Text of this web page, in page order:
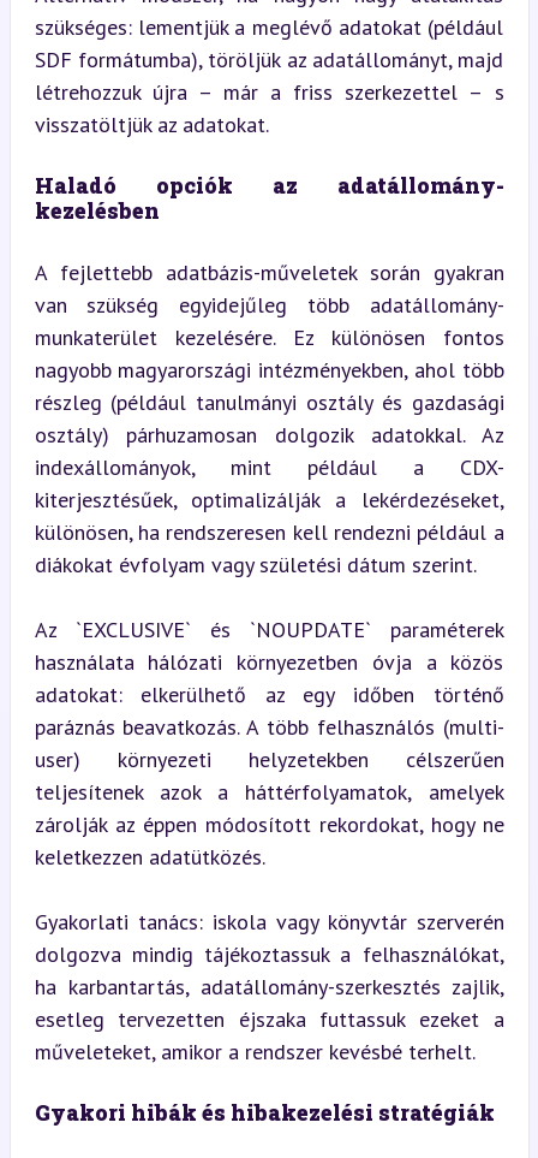
szükséges: lementjük a meglévő adatokat (például
SDF formátumba), töröljük az adatállományt, majd
létrehozzuk újra – már a friss szerkezettel – s
visszatöltjük az adatokat.
Haladó opciók az adatállomány-
kezelésben
A fejlettebb adatbázis-műveletek során gyakran
van szükség egyidejűleg több adatállomány-
munkaterület kezelésére. Ez különösen fontos
nagyobb magyarországi intézményekben, ahol több
részleg (például tanulmányi osztály és gazdasági
osztály) párhuzamosan dolgozik adatokkal. Az
indexállományok, mint például a CDX-
kiterjesztésűek, optimalizálják a lekérdezéseket,
különösen, ha rendszeresen kell rendezni például a
diákokat évfolyam vagy születési dátum szerint.
Az `EXCLUSIVE` és `NOUPDATE` paraméterek
használata hálózati környezetben óvja a közös
adatokat: elkerülhető az egy időben történő
paráznás beavatkozás. A több felhasználós (multi-
user) környezeti helyzetekben célszerűen
teljesítenek azok a háttérfolyamatok, amelyek
zárolják az éppen módosított rekordokat, hogy ne
keletkezzen adatütközés.
Gyakorlati tanács: iskola vagy könyvtár szerverén
dolgozva mindig tájékoztassuk a felhasználókat,
ha karbantartás, adatállomány-szerkesztés zajlik,
esetleg tervezetten éjszaka futtassuk ezeket a
műveleteket, amikor a rendszer kevésbé terhelt.
Gyakori hibák és hibakezelési stratégiák